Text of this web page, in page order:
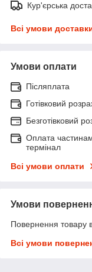
Кур'єрська
Всі умови
Умови оплати
Післяплата
Готівковий
Безготівковий
Оплата
термінал
Всі умови оплати
Умови
Повернення товару
Всі умови